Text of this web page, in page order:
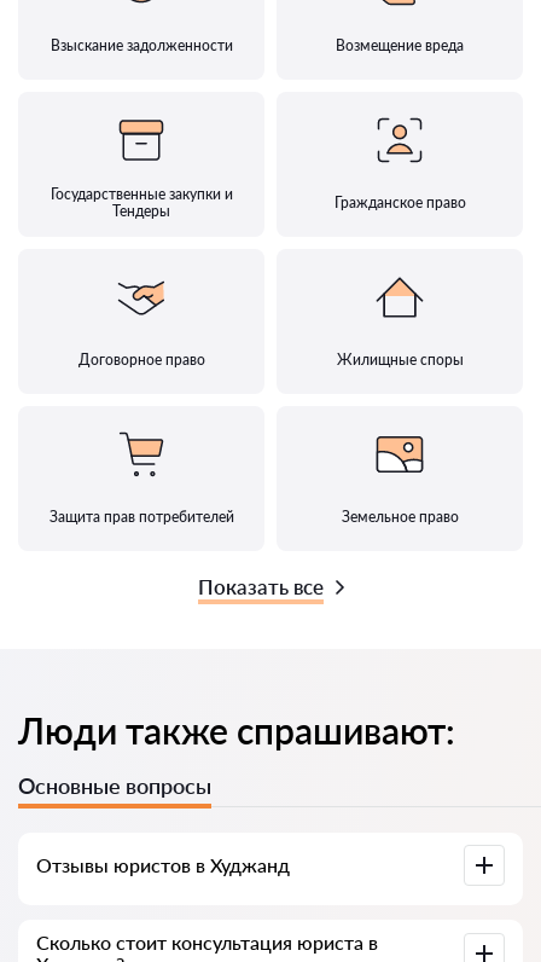
Взыскание задолженности Возмещение вреда
Государственные закупки и
Тендеры
Гражданское право
Договорное право Жилищные споры
Защита прав потребителей Земельное право
Показать все
Люди также спрашивают:
Основные вопросы
Отзывы юристов в Худжанд
Advokat-tj.com — полезны для выбора специалиста.
Сколько стоит консультация юриста в